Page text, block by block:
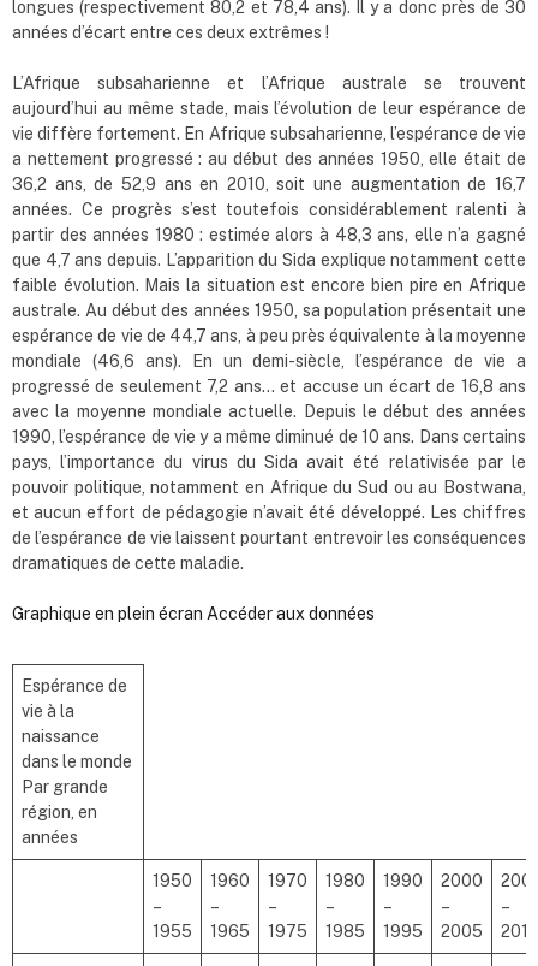
longues (respectivement 80,2 et 78,4 ans). Il y a donc près de 30
années d’écart entre ces deux extrêmes !
L’Afrique subsaharienne et l’Afrique australe se trouvent
aujourd’hui au même stade, mais l’évolution de leur espérance de
vie diffère fortement. En Afrique subsaharienne, l’espérance de vie
a nettement progressé : au début des années 1950, elle était de
36,2 ans, de 52,9 ans en 2010, soit une augmentation de 16,7
années. Ce progrès s’est toutefois considérablement ralenti à
partir des années 1980 : estimée alors à 48,3 ans, elle n’a gagné
que 4,7 ans depuis. L’apparition du Sida explique notamment cette
faible évolution. Mais la situation est encore bien pire en Afrique
australe. Au début des années 1950, sa population présentait une
espérance de vie de 44,7 ans, à peu près équivalente à la moyenne
mondiale (46,6 ans). En un demi-siècle, l’espérance de vie a
progressé de seulement 7,2 ans… et accuse un écart de 16,8 ans
avec la moyenne mondiale actuelle. Depuis le début des années
1990, l’espérance de vie y a même diminué de 10 ans. Dans certains
pays, l’importance du virus du Sida avait été relativisée par le
pouvoir politique, notamment en Afrique du Sud ou au Bostwana,
et aucun effort de pédagogie n’avait été développé. Les chiffres
de l’espérance de vie laissent pourtant entrevoir les conséquences
dramatiques de cette maladie.
Graphique en plein écran Accéder aux données
Espérance de
vie à la
naissance
dans le monde
Par grande
région, en
années
1950
–
1955
1960
–
1965
1970
–
1975
1980
–
1985
1990
–
1995
2000
–
2005
–
2010